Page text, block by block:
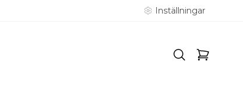
Inställningar